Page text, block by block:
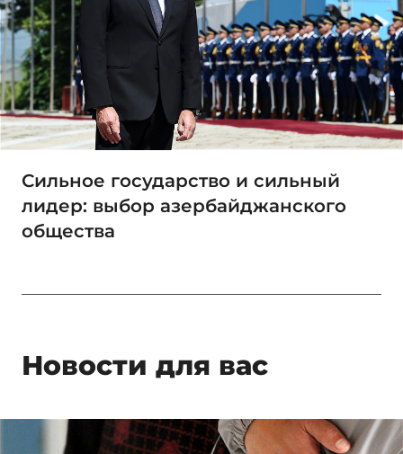
Сильное государство и сильный
лидер: выбор азербайджанского
общества
Новости для вас